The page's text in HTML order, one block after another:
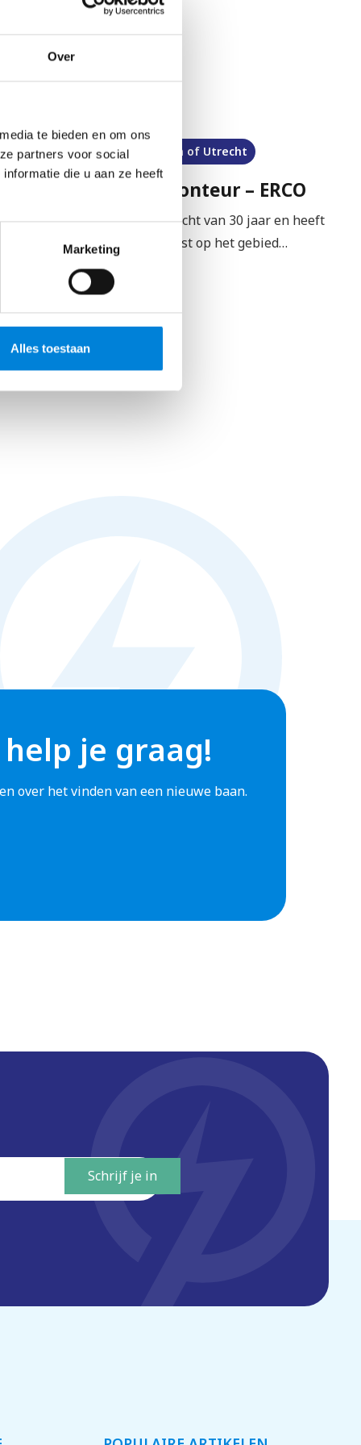
Over
te bieden en om ons
partners voor social
die u aan ze heeft
Marketing
Alles toestaan
– ERCO
30 jaar en heeft
het gebied…
Regio Oost-Brabant en
Servicemonteur –
Scheppers
Elektromonteur service,
je graag!
over het vinden van een nieuwe baan.